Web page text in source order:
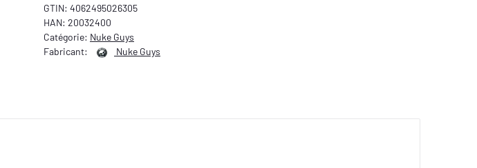
GTIN: 4062495026305
HAN: 20032400
Catégorie: Nuke Guys
Fabricant:
Nuke Guys